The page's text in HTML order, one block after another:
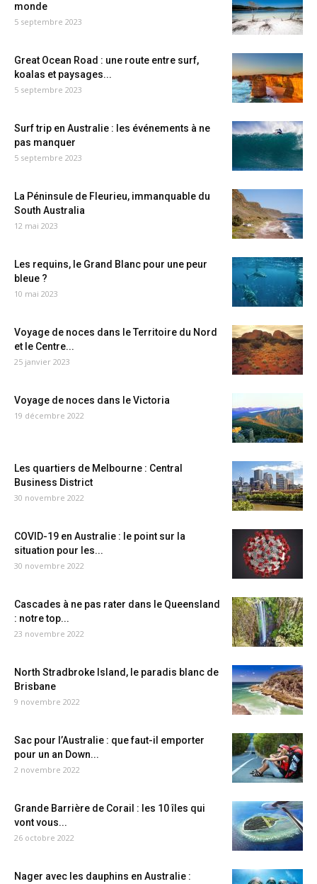
monde
5 septembre 2023
Great Ocean Road : une route entre surf,
koalas et paysages...
5 septembre 2023
Surf trip en Australie : les événements à ne
pas manquer
5 septembre 2023
La Péninsule de Fleurieu, immanquable du
South Australia
12 mai 2023
Les requins, le Grand Blanc pour une peur
bleue ?
10 mai 2023
Voyage de noces dans le Territoire du Nord
et le Centre...
25 janvier 2023
Voyage de noces dans le Victoria
19 décembre 2022
Les quartiers de Melbourne : Central
Business District
30 novembre 2022
COVID-19 en Australie : le point sur la
situation pour les...
30 novembre 2022
Cascades à ne pas rater dans le Queensland
: notre top...
23 novembre 2022
North Stradbroke Island, le paradis blanc de
Brisbane
9 novembre 2022
Sac pour l’Australie : que faut-il emporter
pour un an Down...
2 novembre 2022
Grande Barrière de Corail : les 10 îles qui
vont vous...
26 octobre 2022
Nager avec les dauphins en Australie :